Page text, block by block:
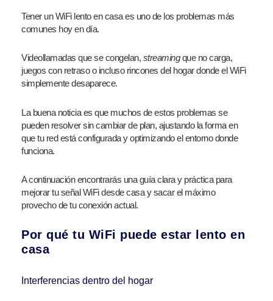
Tener un WiFi lento en casa es uno de los problemas más
comunes hoy en día.
Videollamadas que se congelan, streamingque no carga,
juegos con retraso o incluso rincones del hogar donde el WiFi
simplemente desaparece.
La buena noticia es que muchos de estos problemas se
pueden resolver sin cambiar de plan, ajustando la forma en
que tu red está configurada y optimizando el entorno donde
funciona.
A continuación encontrarás una guía clara y práctica para
mejorar tu señal WiFi desde casa y sacar el máximo
provecho de tu conexión actual.
Por qué tu WiFi puede estar lento en
casa
Interferencias dentro del hogar